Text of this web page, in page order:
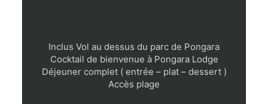
Inclus Vol au dessus du parc de Pongara
Cocktail de bienvenue à Pongara Lodge
Déjeuner complet ( entrée – plat – dessert )
Accès plage